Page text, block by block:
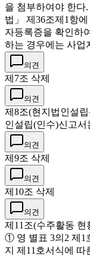
을 첨부하여야 한다
법」 제36조제1항
자등록증을 확인하
하는 경우에는 사업
의견
제7조 삭제
의견
제8조(현지법인설
인설립(인수)신고
의견
제9조 삭제
의견
제10조 삭제
의견
제11조(수주활동 현
① 영 별표 3의2 제1
지 제11호서식에 따